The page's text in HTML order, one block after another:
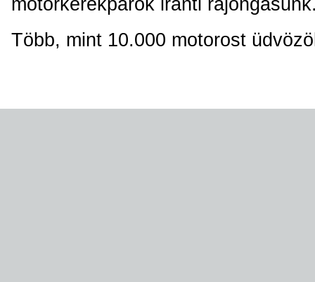
motorkerékpárok iránti
Több, mint 10.000 motorost